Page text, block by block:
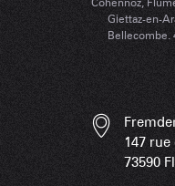
Giettaz-en-
Bellecombe.
147
73590